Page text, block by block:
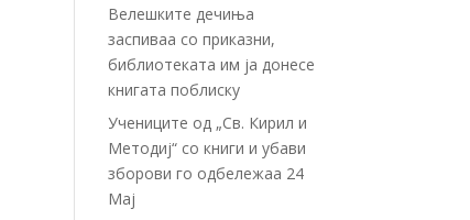
Велешките дечиња
заспиваа со приказни,
библиотеката им ја донесе
книгата поблиску
Учениците од „Св. Кирил и
Методиј“ со книги и убави
зборови го одбележаа 24
Мај